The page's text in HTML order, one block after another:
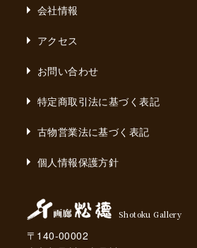
会社情報
アクセス
お問い合わせ
特定商取引法に基づく表記
古物営業法に基づく表記
個人情報保護方針
Shotoku Gallery
〒140-00002